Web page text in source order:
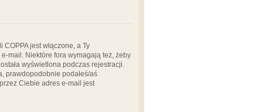
jest włączone, a Ty
mail. Niektóre fora wymagają też, żeby
wyświetlona podczas rejestracji.
prawdopodobnie podałeś/aś
Ciebie adres e-mail jest